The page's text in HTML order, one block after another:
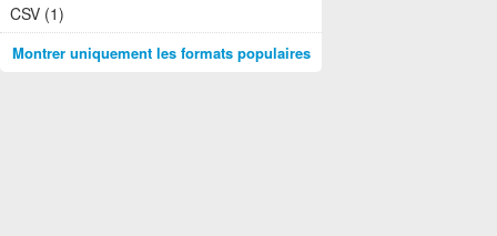
CSV (1)
Montrer uniquement les formats populaires